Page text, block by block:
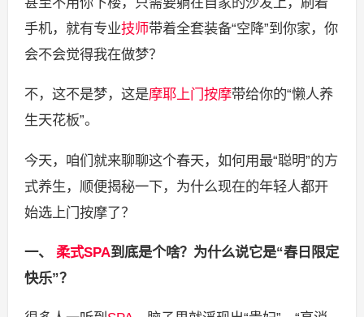
手机，就有专业技师带着全套装备“空降”到你家，你
会不会觉得我在做梦？
不，这不是梦，这是摩耶上门按摩带给你的“懒人养
生天花板”。
今天，咱们就来聊聊这个春天，如何用最“聪明”的方
式养生，顺便揭秘一下，为什么现在的年轻人都开
始选上门按摩了？
一、 柔式SPA到底是个啥？为什么说它是“春日限定
快乐”？